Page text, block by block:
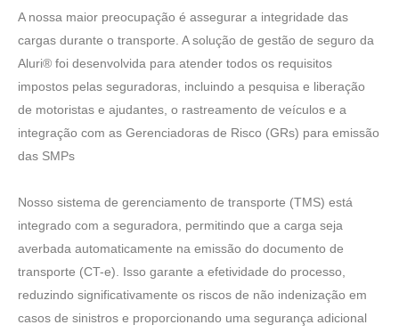
A nossa maior preocupação é assegurar a integridade das
cargas durante o transporte. A solução de gestão de seguro da
Aluri® foi desenvolvida para atender todos os requisitos
impostos pelas seguradoras, incluindo a pesquisa e liberação
de motoristas e ajudantes, o rastreamento de veículos e a
integração com as Gerenciadoras de Risco (GRs) para emissão
das SMPs
Nosso sistema de gerenciamento de transporte (TMS) está
integrado com a seguradora, permitindo que a carga seja
averbada automaticamente na emissão do documento de
transporte (CT-e). Isso garante a efetividade do processo,
reduzindo significativamente os riscos de não indenização em
casos de sinistros e proporcionando uma segurança adicional